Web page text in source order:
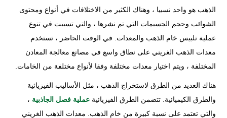
الذهب هو واحد نسبيا ، وهناك الكثير من الاختلافات في أنواع ومحتوى
الشوائب وحجم الجسيمات التي تم نشرها ، والتي تسببت في تنوع
عملية تلبيس خام الذهب والمعدات. في الوقت الحاضر ، تستخدم
معدات الذهب الغريني على نطاق واسع في مصانع معالجة المعادن
المختلفة ، ويتم اختيار معدات مختلفة وفقا لأنواع مختلفة من الخامات.
هناك العديد من الطرق لاستخراج الذهب ، مثل الأساليب الفيزيائية
والطرق الكيميائية. تتضمن الطرق الفيزيائيةعملية فصل الجاذبية ،
والتي تعتمد على نسبة كبيرة من خام الذهب. معدات الذهب الغريني